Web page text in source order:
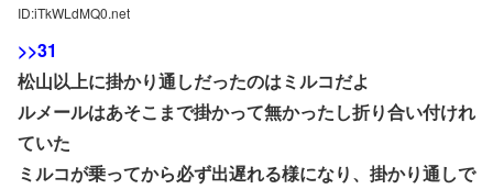
ID:iTkWLdMQ0.net
>>31
松山以上に掛かり通しだったのはミルコだよ
ルメールはあそこまで掛かって無かったし折り合い付けれ
ていた
ミルコが乗ってから必ず出遅れる様になり、掛かり通しで